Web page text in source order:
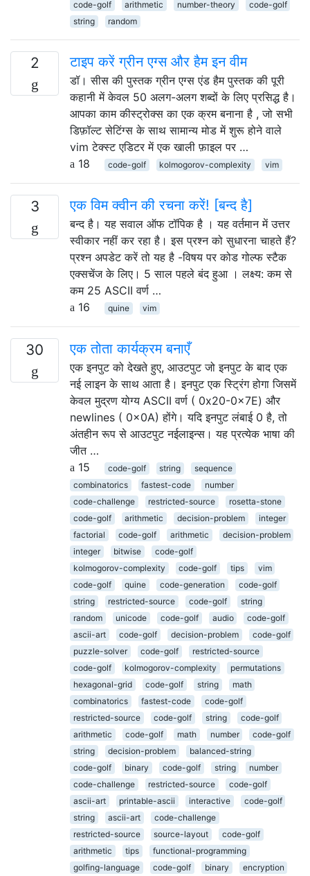
code-golf arithmetic number-theory
code-golf
string
random
2 टाइप करें ग्रीन एग्स और हैम इन वीम
डॉ। सीस की पुस्तक ग्रीन एग्स एंड हैम पुस्तक की पूरी
कहानी में केवल 50 अलग-अलग शब्दों के लिए प्रसिद्ध है।
आपका काम कीस्ट्रोक्स का एक क्रम बनाना है , जो सभी
डिफ़ॉल्ट सेटिंग्स के साथ सामान्य मोड में शुरू होने वाले
vim टेक्स्ट एडिटर में एक खाली फ़ाइल पर …
18
code-golf kolmogorov-complexity vim
3 एक विम क्वीन की रचना करें! [बन्द है]
बन्द है। यह सवाल ऑफ टॉपिक है । यह वर्तमान में उत्तर
स्वीकार नहीं कर रहा है। इस प्रश्न को सुधारना चाहते हैं?
प्रश्न अपडेट करें तो यह है -विषय पर कोड गोल्फ स्टैक
एक्सचेंज के लिए। 5 साल पहले बंद हुआ । लक्ष्य: कम से
कम 25 ASCII वर्ण …
16
quine vim
30 एक तोता कार्यक्रम बनाएँ
एक इनपुट को देखते हुए, आउटपुट जो इनपुट के बाद एक
नई लाइन के साथ आता है। इनपुट एक स्ट्रिंग होगा जिसमें
केवल मुद्रण योग्य ASCII वर्ण ( 0x20-0x7E) और
newlines ( 0x0A) होंगे। यदि इनपुट लंबाई 0 है, तो
अंतहीन रूप से आउटपुट नईलाइन्स। यह प्रत्येक भाषा की
जीत …
15
code-golf string
sequence
combinatorics
fastest-code
number
code-challenge
restricted-source
rosetta-stone
code-golf
arithmetic decision-problem
integer
factorial
code-golf arithmetic
decision-problem
integer
bitwise
code-golf
kolmogorov-complexity
code-golf tips
vim
code-golf
quine code-generation
code-golf
string
restricted-source code-golf
string
random
unicode code-golf audio
code-golf
ascii-art
code-golf decision-problem
code-golf
puzzle-solver
code-golf
restricted-source
code-golf
kolmogorov-complexity
permutations
hexagonal-grid
code-golf string
math
combinatorics
fastest-code
code-golf
restricted-source
code-golf string
code-golf
arithmetic
code-golf math number
code-golf
string
decision-problem
balanced-string
code-golf
binary code-golf string
number
code-challenge
restricted-source
code-golf
ascii-art
printable-ascii interactive
code-golf
string
ascii-art
code-challenge
restricted-source
source-layout
code-golf
arithmetic
tips
functional-programming
golfing-language
code-golf binary encryption